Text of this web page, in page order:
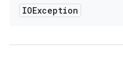
IOException